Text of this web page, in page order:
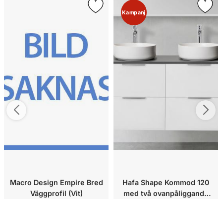
Macro Design Empire Bred
Väggprofil (Vit)
Kampanj
Hafa Shape Kommod 120
med två ovanpåliggande